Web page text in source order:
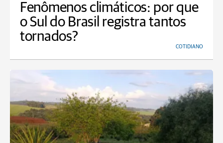
Fenômenos climáticos: por que
o Sul do Brasil registra tantos
tornados?
COTIDIANO